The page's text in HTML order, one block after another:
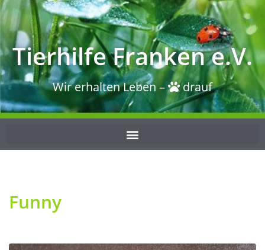
Tierhilfe Franken e.V.
Wir erhalten Leben – drauf
Funny